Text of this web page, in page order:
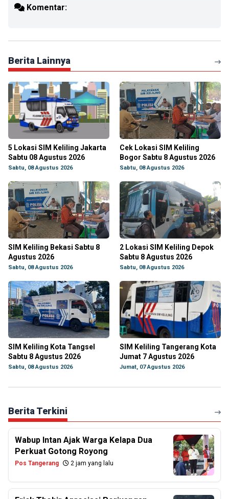
Komentar:
Berita Lainnya
5 Lokasi SIM Keliling Jakarta
Sabtu 08 Agustus 2026
Sabtu, 08 Agustus 2026
Cek Lokasi SIM Keliling
Bogor Sabtu 8 Agustus 2026
Sabtu, 08 Agustus 2026
SIM Keliling Bekasi Sabtu 8
Agustus 2026
Sabtu, 08 Agustus 2026
2 Lokasi SIM Keliling Depok
Sabtu 8 Agustus 2026
Sabtu, 08 Agustus 2026
SIM Keliling Kota Tangsel
Sabtu 8 Agustus 2026
Sabtu, 08 Agustus 2026
SIM Keliling Tangerang Kota
Jumat 7 Agustus 2026
Jumat, 07 Agustus 2026
Berita Terkini
Wabup Intan Ajak Warga Kelapa Dua
Perkuat Gotong Royong
Pos Tangerang 2 jam yang lalu